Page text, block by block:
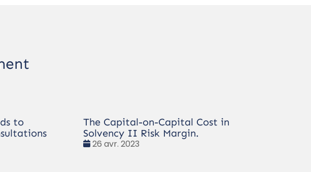
to
The Capital-on-Capital Cost in
Solvency II Risk Margin.
Date
26 avr. 2023